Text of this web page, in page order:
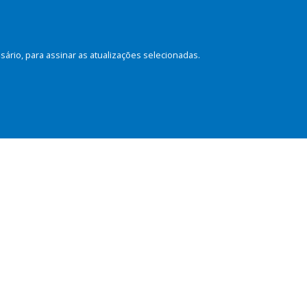
para assinar as atualizações selecionadas.